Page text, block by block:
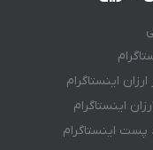
اینستاگرام
اینستاگرام
پست اینستاگرام